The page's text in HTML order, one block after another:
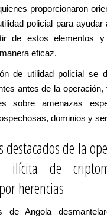
proporcionaron
policial para ayudar
de estos elementos
eficaz.
de utilidad policial se
antes de la
sobre amenazas
dominios y
destacados de la
ilícita de
herencias
de Angola